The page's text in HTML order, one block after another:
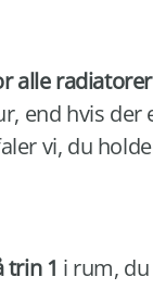
alle
end hvis
vi, du
trin 1 i rum,